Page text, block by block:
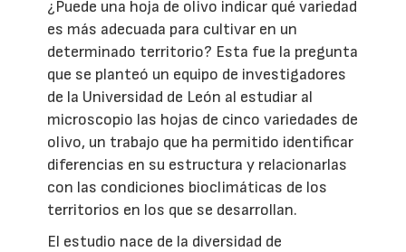
¿Puede una hoja de olivo indicar qué variedad
es más adecuada para cultivar en un
determinado territorio? Esta fue la pregunta
que se planteó un equipo de investigadores
de la Universidad de León al estudiar al
microscopio las hojas de cinco variedades de
olivo, un trabajo que ha permitido identificar
diferencias en su estructura y relacionarlas
con las condiciones bioclimáticas de los
territorios en los que se desarrollan.
El estudio nace de la diversidad de